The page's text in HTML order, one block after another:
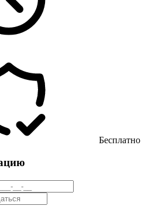
Бесплатно